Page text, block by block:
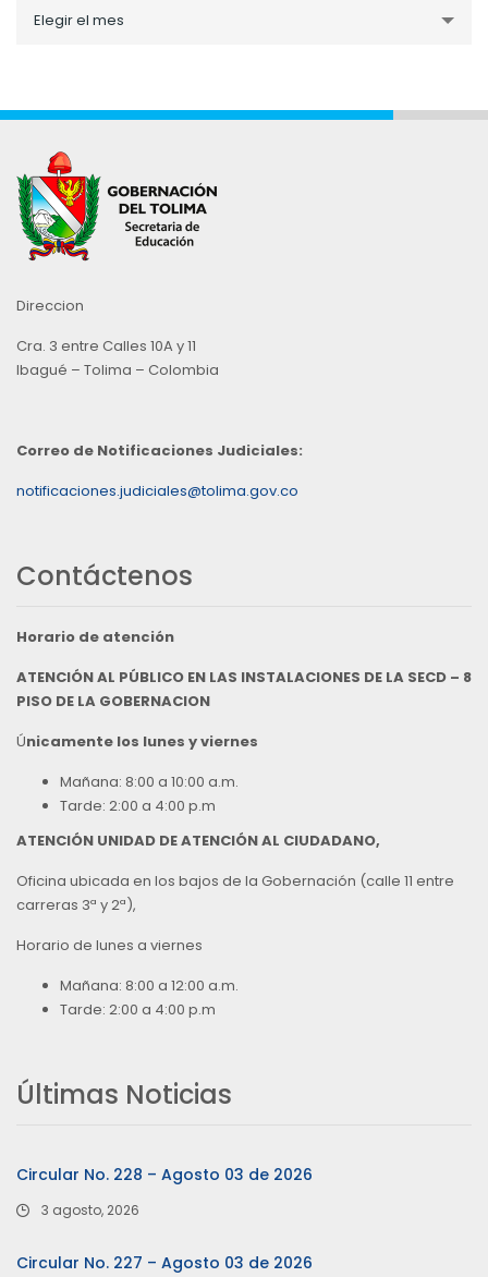
porElegir el mes
Direccion
Cra. 3 entre Calles 10A y 11
Ibagué – Tolima – Colombia
Correo de Notificaciones Judiciales:
notificaciones.judiciales@tolima.gov.co
Contáctenos
Horario de atención
ATENCIÓN AL PÚBLICO EN LAS INSTALACIONES DE LA SECD – 8
PISO DE LA GOBERNACION
Únicamente los lunes y viernes
Mañana: 8:00 a 10:00 a.m.
Tarde: 2:00 a 4:00 p.m
ATENCIÓN UNIDAD DE ATENCIÓN AL CIUDADANO,
Oficina ubicada en los bajos de la Gobernación (calle 11 entre
carreras 3ª y 2ª),
Horario de lunes a viernes
Mañana: 8:00 a 12:00 a.m.
Tarde: 2:00 a 4:00 p.m
Últimas Noticias
Circular No. 228 – Agosto 03 de 2026
3 agosto, 2026
Circular No. 227 – Agosto 03 de 2026